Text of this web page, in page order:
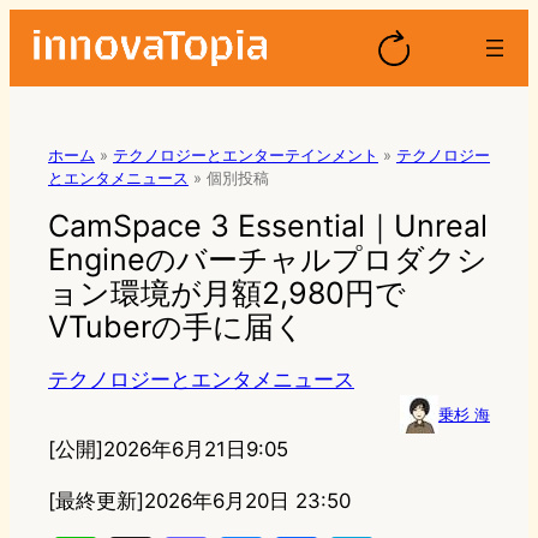
ホーム » テクノロジーとエンターテインメント » テクノロジー
とエンタメニュース » 個別投稿
CamSpace 3 Essential｜Unreal
Engineのバーチャルプロダクシ
ョン環境が月額2,980円で
VTuberの手に届く
テクノロジーとエンタメニュース
乗杉 海
[公開]2026年6月21日9:05
[最終更新]2026年6月20日 23:50